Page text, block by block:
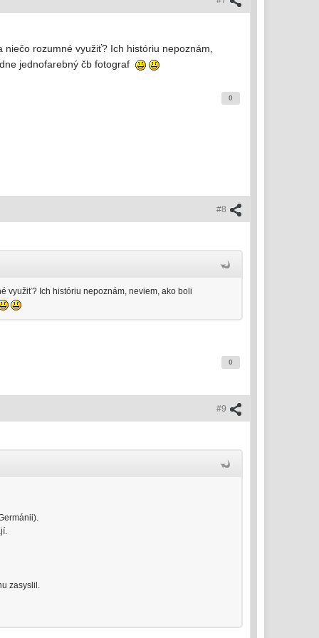
rozumné využiť? Ich históriu nepoznám,
jednofarebný čb fotograf
0
#8
využiť? Ich históriu nepoznám, neviem, ako boli
0
#9
zasyslil.